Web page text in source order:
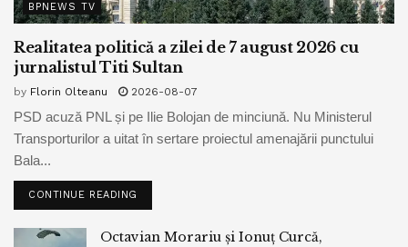
BPNEWS TV
Realitatea politică a zilei de 7 august 2026 cu
jurnalistul Titi Sultan
by Florin Olteanu 2026-08-07
PSD acuză PNL și pe Ilie Bolojan de minciună. Nu Ministerul
Transporturilor a uitat în sertare proiectul amenajării punctului
Bala...
CONTINUE READING
Octavian Morariu și Ionuț Curcă,